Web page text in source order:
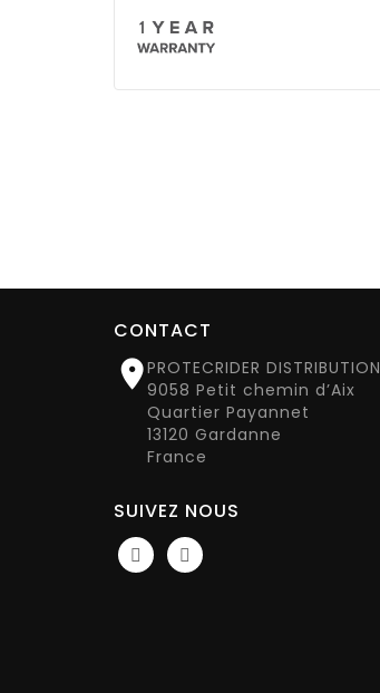
CONTACT
PROTECRIDER DISTRIBUTION
9058 Petit chemin d’Aix
Quartier Payannet
13120 Gardanne
France
SUIVEZ NOUS